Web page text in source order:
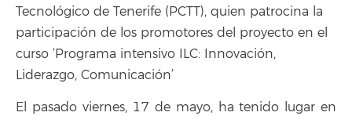
Tecnológico de Tenerife (PCTT), quien patrocina la
participación de los promotores del proyecto en el
curso ‘Programa intensivo ILC: Innovación,
Liderazgo, Comunicación’
El pasado viernes, 17 de mayo, ha tenido lugar en